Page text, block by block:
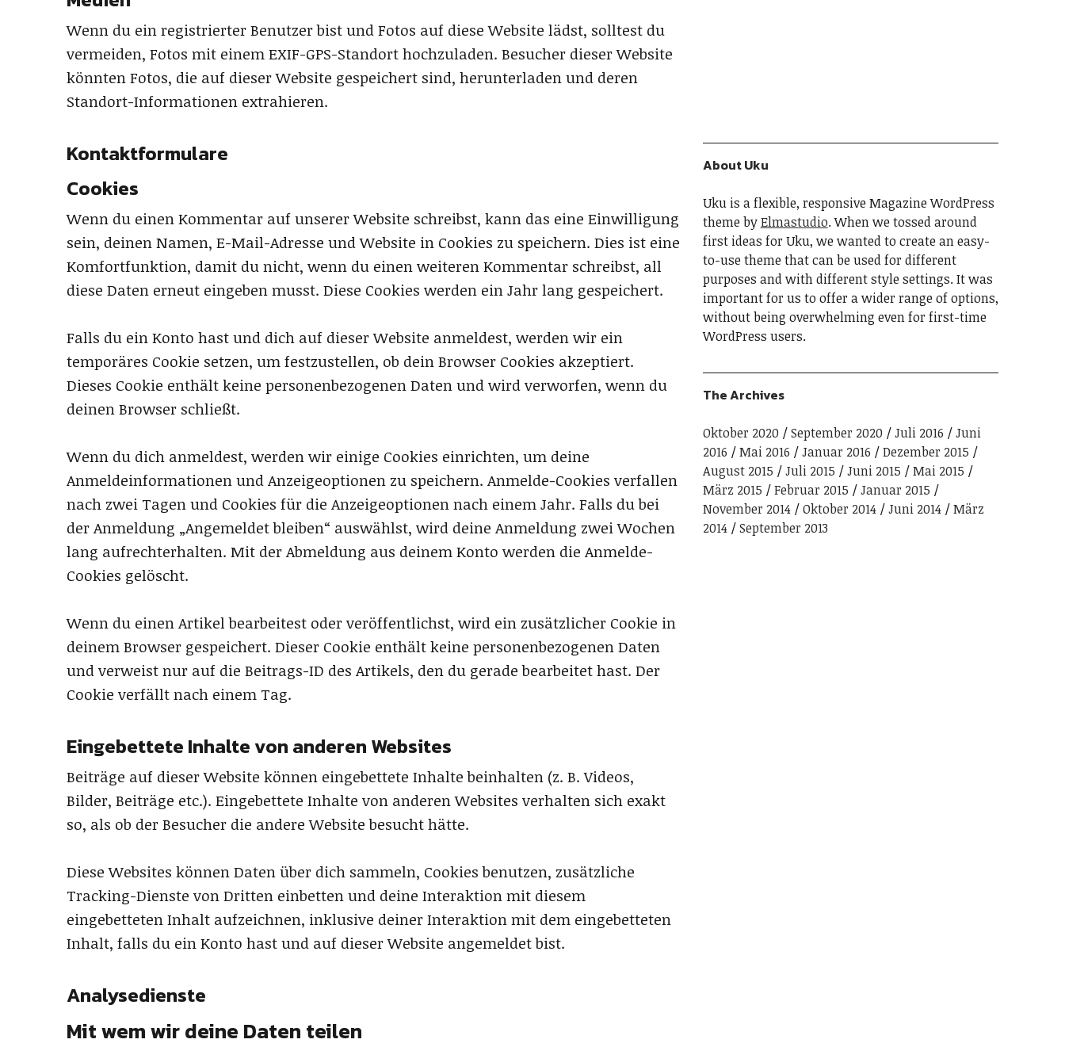
Wenn du ein registrierter Benutzer bist und Fotos auf diese Website lädst, solltest du
vermeiden, Fotos mit einem EXIF-GPS-Standort hochzuladen. Besucher dieser Website
könnten Fotos, die auf dieser Website gespeichert sind, herunterladen und deren
Standort-Informationen extrahieren.
Kontaktformulare
Cookies
Wenn du einen Kommentar auf unserer Website schreibst, kann das eine Einwilligung
sein, deinen Namen, E-Mail-Adresse und Website in Cookies zu speichern. Dies ist eine
Komfortfunktion, damit du nicht, wenn du einen weiteren Kommentar schreibst, all
diese Daten erneut eingeben musst. Diese Cookies werden ein Jahr lang gespeichert.
Falls du ein Konto hast und dich auf dieser Website anmeldest, werden wir ein
temporäres Cookie setzen, um festzustellen, ob dein Browser Cookies akzeptiert.
Dieses Cookie enthält keine personenbezogenen Daten und wird verworfen, wenn du
deinen Browser schließt.
Wenn du dich anmeldest, werden wir einige Cookies einrichten, um deine
Anmeldeinformationen und Anzeigeoptionen zu speichern. Anmelde-Cookies verfallen
nach zwei Tagen und Cookies für die Anzeigeoptionen nach einem Jahr. Falls du bei
der Anmeldung „Angemeldet bleiben“ auswählst, wird deine Anmeldung zwei Wochen
lang aufrechterhalten. Mit der Abmeldung aus deinem Konto werden die Anmelde-
Cookies gelöscht.
Wenn du einen Artikel bearbeitest oder veröffentlichst, wird ein zusätzlicher Cookie in
deinem Browser gespeichert. Dieser Cookie enthält keine personenbezogenen Daten
und verweist nur auf die Beitrags-ID des Artikels, den du gerade bearbeitet hast. Der
Cookie verfällt nach einem Tag.
Eingebettete Inhalte von anderen Websites
Beiträge auf dieser Website können eingebettete Inhalte beinhalten (z. B. Videos,
Bilder, Beiträge etc.). Eingebettete Inhalte von anderen Websites verhalten sich exakt
so, als ob der Besucher die andere Website besucht hätte.
Diese Websites können Daten über dich sammeln, Cookies benutzen, zusätzliche
Tracking-Dienste von Dritten einbetten und deine Interaktion mit diesem
eingebetteten Inhalt aufzeichnen, inklusive deiner Interaktion mit dem eingebetteten
Inhalt, falls du ein Konto hast und auf dieser Website angemeldet bist.
Analysedienste
Mit wem wir deine Daten teilen
About Uku
Uku is a flexible, responsive Magazine WordPress
theme byElmastudio. When we tossed around
first ideas for Uku, we wanted to create an easy-
to-use theme that can be used for different
purposes and with different style settings. It was
important for us to offer a wider range of options,
without being overwhelming even for first-time
WordPress users.
The Archives
Oktober 2020 September 2020 Juli 2016
Juni
2016
Mai 2016 Januar 2016
Dezember 2015
August 2015
Juli 2015 Juni 2015
Mai 2015
März 2015
Februar 2015
Januar 2015
November 2014
Oktober 2014 Juni 2014
März
2014
September 2013